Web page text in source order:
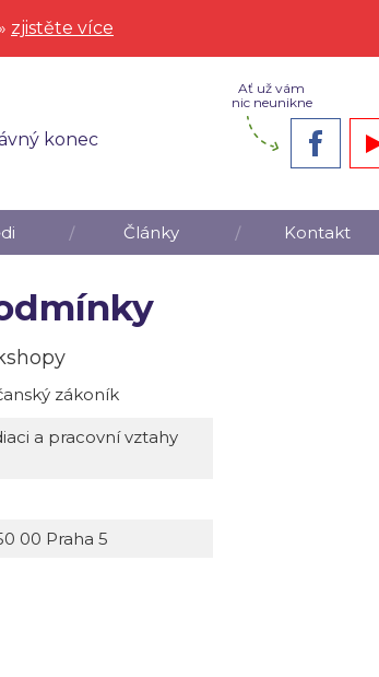
» zjistěte více
konec
Ať už vám
nic neunikne
Články Kontakt
zákoník
a pracovní vztahy
00 Praha 5